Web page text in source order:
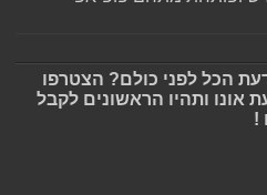
הכל לפני כולם? הצטרפו
אונו ותהיו הראשונים לקבל
!